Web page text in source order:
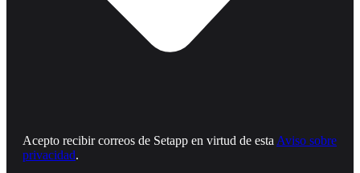
Acepto recibir correos de Setapp en virtud de esta Aviso sobre
privacidad.